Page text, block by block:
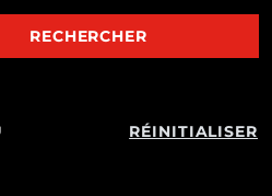
RECHERCHER
RÉINITIALISER